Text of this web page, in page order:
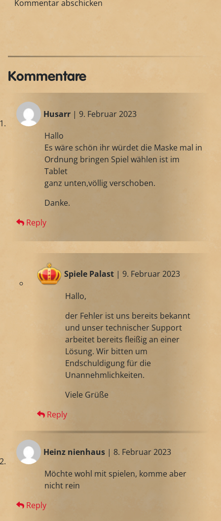
Kommentare
Husarr | 9. Februar 2023
Hallo
Es wäre schön ihr würdet die Maske mal in
Ordnung bringen Spiel wählen ist im
Tablet
ganz unten,völlig verschoben.
Danke.
Reply
Spiele Palast | 9. Februar 2023
Hallo,
der Fehler ist uns bereits bekannt
und unser technischer Support
arbeitet bereits fleißig an einer
Lösung. Wir bitten um
Endschuldigung für die
Unannehmlichkeiten.
Viele Grüße
Reply
Heinz nienhaus | 8. Februar 2023
Möchte wohl mit spielen, komme aber
nicht rein
Reply